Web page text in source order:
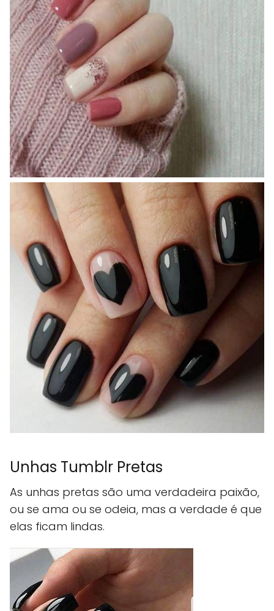
Unhas Tumblr Pretas
As unhas pretas são uma verdadeira paixão,
ou se ama ou se odeia, mas a verdade é que
elas ficam lindas.